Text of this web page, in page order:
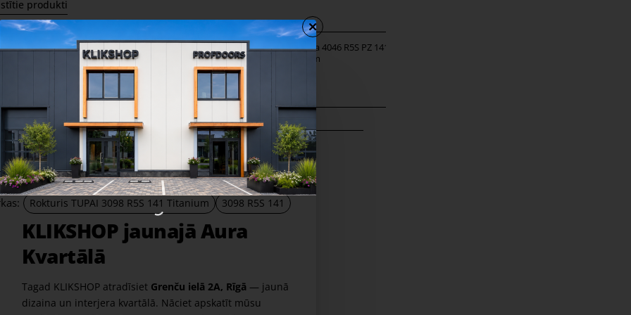
KLIKSHOP jaunajā Aura
Kvartālā
Tagad KLIKSHOP atradīsiet Grenču ielā 2A, Rīgā — jaunā
dizaina un interjera kvartālā. Nāciet apskatīt mūsu
produkti
Uzlika 4045 R5S BB 141
Titanium
13,80 €
PZ uzlika 4046 R5S PZ 141
Titanium
ShareFacebook WhatsApp
Email
Rokturis TUPAI 3098 R5S 141 Titanium 3098 R5S 141